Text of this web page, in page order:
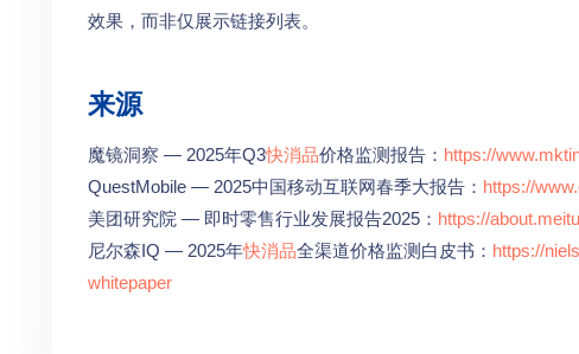
效果，而非仅展示链接列表。
来源
魔镜洞察 — 2025年Q3快消品价格监测报告： https://
QuestMobile — 2025中国移动互联网春季大报告： https://
美团研究院 — 即时零售行业发展报告2025： https://
尼尔森IQ — 2025年快消品全渠道价格监测白皮书： https://
whitepaper